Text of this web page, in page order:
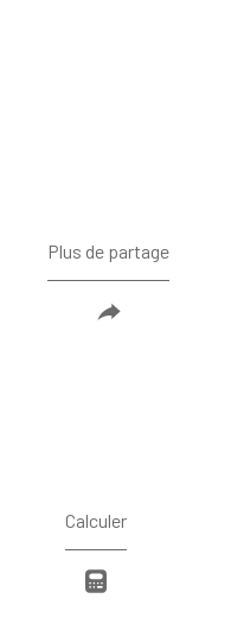
Plus de partage
Calculer